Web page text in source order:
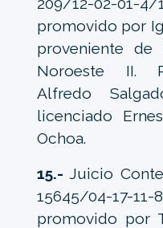
promovido por
proveniente de
Noroeste II.
Alfredo
licenciado
Ochoa.
15.- Juicio
15645/04-17-11-
promovido por